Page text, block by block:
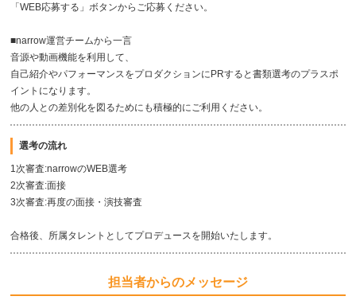
「WEB応募する」ボタンからご応募ください。
■narrow運営チームから一言
音源や動画機能を利用して、
自己紹介やパフォーマンスをプロダクションにPRすると書類選考のプラスポ
イントになります。
他の人との差別化を図るためにも積極的にご利用ください。
選考の流れ
1次審査:narrowのWEB選考
2次審査:面接
3次審査:再度の面接・演技審査
合格後、所属タレントとしてプロデュースを開始いたします。
担当者からのメッセージ